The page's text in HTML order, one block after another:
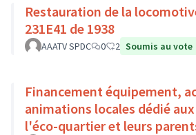
Restauration de la
231E41 de 1938
AAATV SPDC 0 2 Soumis au vote
Financement équipement,
animations locales dédié
l'éco-quartier et leurs